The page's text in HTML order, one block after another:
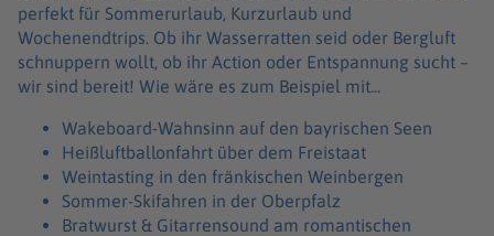
perfekt für Sommerurlaub, Kurzurlaub und
Wochenendtrips. Ob ihr Wasserratten seid oder Bergluft
schnuppern wollt, ob ihr Action oder Entspannung sucht –
wir sind bereit! Wie wäre es zum Beispiel mit...
Wakeboard-Wahnsinn auf den bayrischen Seen
Heißluftballonfahrt über dem Freistaat
Weintasting in den fränkischen Weinbergen
Sommer-Skifahren in der Oberpfalz
Bratwurst & Gitarrensound am romantischen